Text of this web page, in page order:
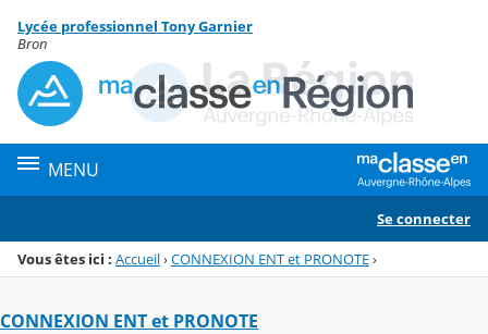
Menu de la rubrique
Contenu
Lycée professionnel Tony Garnier
Bron
MENU
Se connecter
Vous êtes ici : Accueil›CONNEXION ENT et PRONOTE›
CONNEXION ENT et PRONOTE